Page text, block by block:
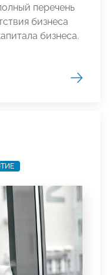
перечень
бизнеса
бизнеса.